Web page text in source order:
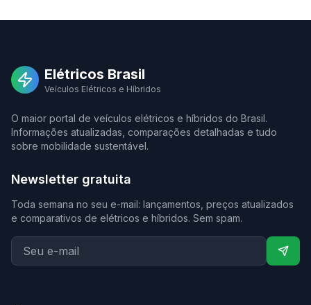
Elétricos Brasil
Veículos Elétricos e Híbridos
O maior portal de veículos elétricos e híbridos do Brasil.
Informações atualizadas, comparações detalhadas e tudo
sobre mobilidade sustentável.
Newsletter gratuita
Toda semana no seu e-mail: lançamentos, preços atualizados
e comparativos de elétricos e híbridos. Sem spam.